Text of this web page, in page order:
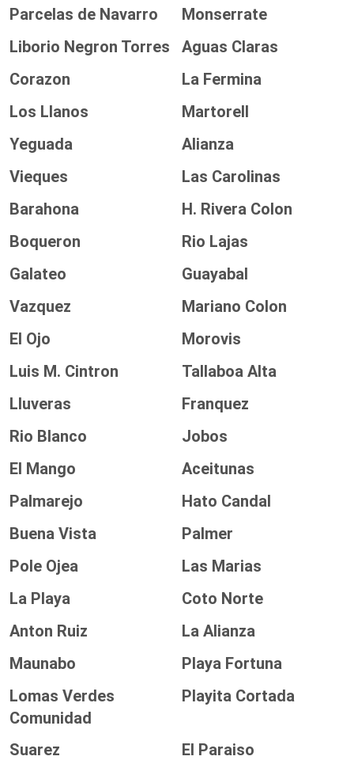
Parcelas de Navarro
Monserrate
Liborio Negron Torres
Aguas Claras
Corazon
La Fermina
Los Llanos
Martorell
Yeguada
Alianza
Vieques
Las Carolinas
Barahona
H. Rivera Colon
Boqueron
Rio Lajas
Galateo
Guayabal
Vazquez
Mariano Colon
El Ojo
Morovis
Luis M. Cintron
Tallaboa Alta
Lluveras
Franquez
Rio Blanco
Jobos
El Mango
Aceitunas
Palmarejo
Hato Candal
Buena Vista
Palmer
Pole Ojea
Las Marias
La Playa
Coto Norte
Anton Ruiz
La Alianza
Maunabo
Playa Fortuna
Lomas Verdes
Comunidad
Playita Cortada
Suarez
El Paraiso